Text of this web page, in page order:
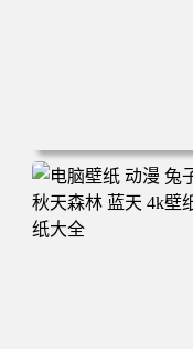
电脑壁纸 动漫 紫灵
160 电脑桌面 高清壁